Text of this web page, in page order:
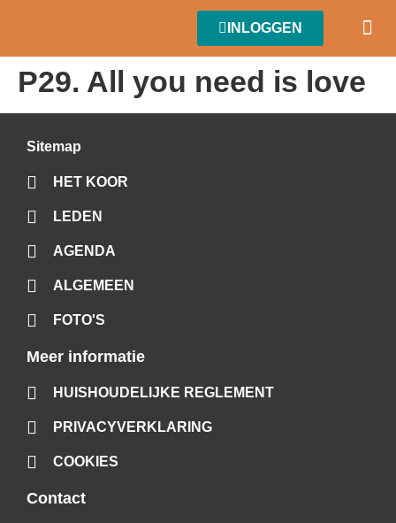
INLOGGEN
P29. All you need is love
Sitemap
HET KOOR
LEDEN
AGENDA
ALGEMEEN
FOTO'S
Meer informatie
HUISHOUDELIJKE REGLEMENT
PRIVACYVERKLARING
COOKIES
Contact